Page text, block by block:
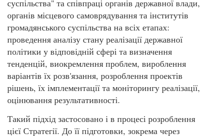
суспільства" та співпраці органів державної влади,
органів місцевого самоврядування та інститутів
громадянського суспільства на всіх етапах:
проведення аналізу стану реалізації державної
політики у відповідній сфері та визначення
тенденцій, виокремлення проблем, вироблення
варіантів їх розв'язання, розроблення проектів
рішень, їх імплементації та моніторингу реалізації,
оцінювання результативності.
Такий підхід застосовано і в процесі розроблення
цієї Стратегії. До її підготовки, зокрема через